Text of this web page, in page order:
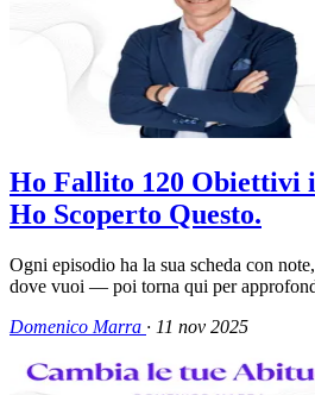
Ho Fallito 120 Obiettivi
Ho Scoperto Questo.
Ogni episodio ha la sua scheda con
dove vuoi — poi torna qui per
Domenico Marra · 11 nov 2025